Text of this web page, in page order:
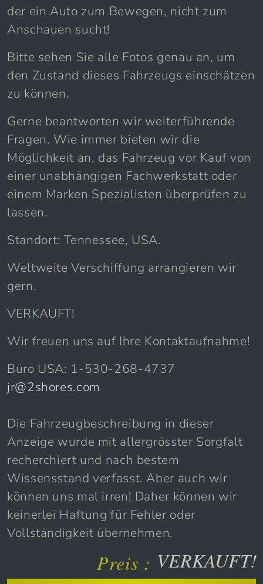
der ein Auto zum Bewegen, nicht zum
Anschauen sucht!
Bitte sehen Sie alle Fotos genau an, um
den Zustand dieses Fahrzeugs einschätzen
zu können.
Gerne beantworten wir weiterführende
Fragen. Wie immer bieten wir die
Möglichkeit an, das Fahrzeug vor Kauf von
einer unabhängigen Fachwerkstatt oder
einem Marken Spezialisten überprüfen zu
lassen.
Standort: Tennessee, USA.
Weltweite Verschiffung arrangieren wir
gern.
VERKAUFT!
Wir freuen uns auf Ihre Kontaktaufnahme!
Büro USA: 1-530-268-4737
jr@2shores.com
Die Fahrzeugbeschreibung in dieser
Anzeige wurde mit allergrösster Sorgfalt
recherchiert und nach bestem
Wissensstand verfasst. Aber auch wir
können uns mal irren! Daher können wir
keinerlei Haftung für Fehler oder
Vollständigkeit übernehmen.
Preis : VERKAUFT!